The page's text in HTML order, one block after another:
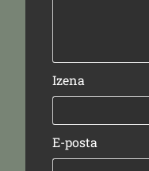
Izena
E-posta